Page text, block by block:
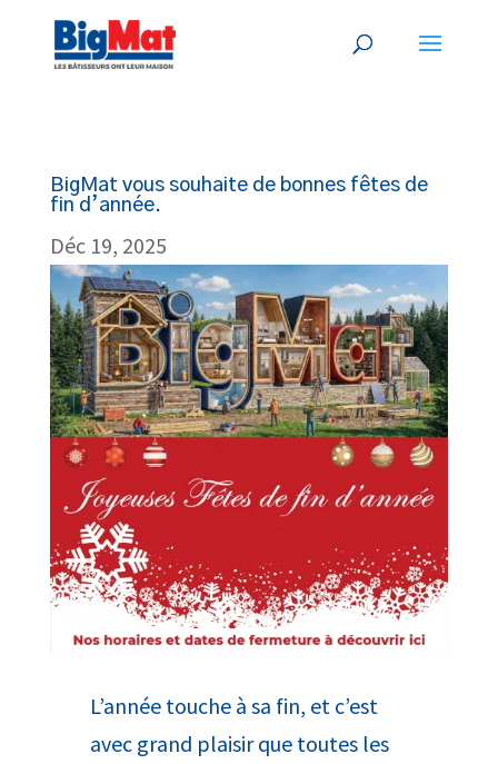
BigMat vous souhaite de bonnes fêtes de
fin d’année.
Déc 19, 2025
L’année touche à sa fin, et c’est
avec grand plaisir que toutes les